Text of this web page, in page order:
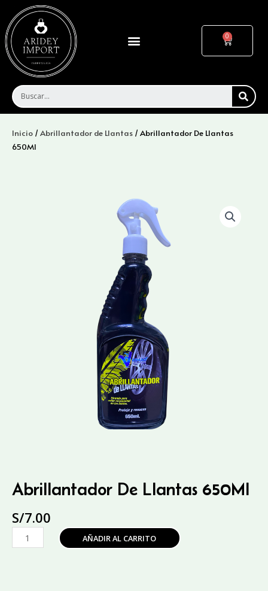
contenido
Menu Cart
Inicio / Abrillantador de Llantas / Abrillantador De Llantas
650Ml
Abrillantador De Llantas 650Ml
S/7.00
Abrillantador
De
AÑADIR AL CARRITO